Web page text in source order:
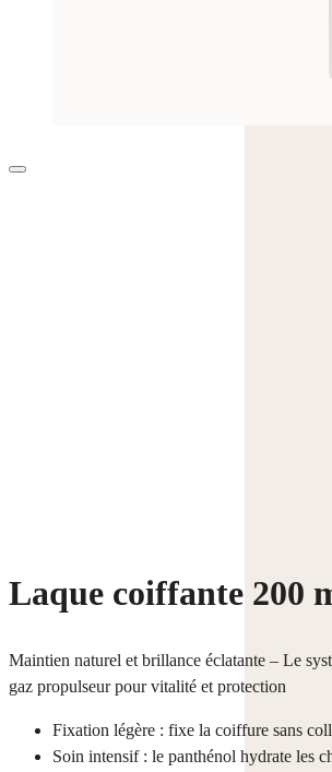
Laque coiffante 200
Maintien naturel et brillance éclatante – Le
gaz propulseur pour vitalité et protection
Fixation légère : fixe la coiffure sans
Soin intensif : le panthénol hydrate les